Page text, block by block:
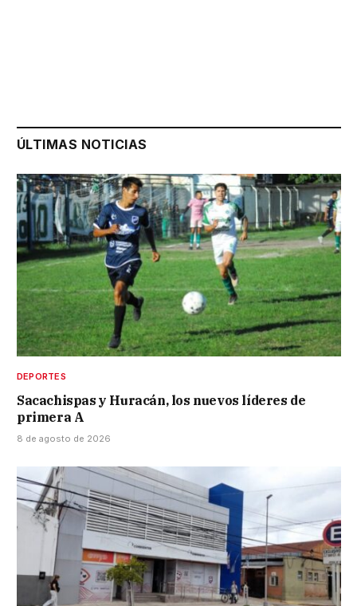
ÚLTIMAS NOTICIAS
DEPORTES
Sacachispas y Huracán, los nuevos líderes de
primera A
8 de agosto de 2026